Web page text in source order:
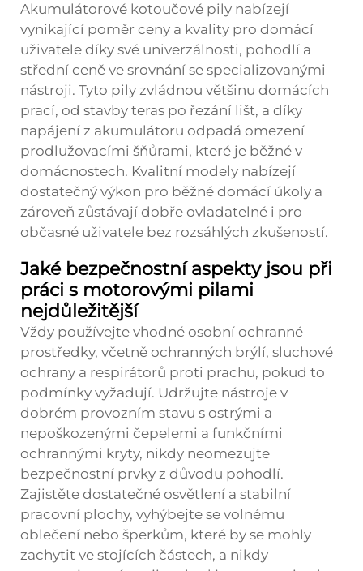
Akumulátorové kotoučové pily nabízejí
vynikající poměr ceny a kvality pro domácí
uživatele díky své univerzálnosti, pohodlí a
střední ceně ve srovnání se specializovanými
nástroji. Tyto pily zvládnou většinu domácích
prací, od stavby teras po řezání lišt, a díky
napájení z akumulátoru odpadá omezení
prodlužovacími šňůrami, které je běžné v
domácnostech. Kvalitní modely nabízejí
dostatečný výkon pro běžné domácí úkoly a
zároveň zůstávají dobře ovladatelné i pro
občasné uživatele bez rozsáhlých zkušeností.
Jaké bezpečnostní aspekty jsou při
práci s motorovými pilami
nejdůležitější
Vždy používejte vhodné osobní ochranné
prostředky, včetně ochranných brýlí, sluchové
ochrany a respirátorů proti prachu, pokud to
podmínky vyžadují. Udržujte nástroje v
dobrém provozním stavu s ostrými a
nepoškozenými čepelemi a funkčními
ochrannými kryty, nikdy neomezujte
bezpečnostní prvky z důvodu pohodlí.
Zajistěte dostatečné osvětlení a stabilní
pracovní plochy, vyhýbejte se volnému
oblečení nebo šperkům, které by se mohly
zachytit ve stojících částech, a nikdy